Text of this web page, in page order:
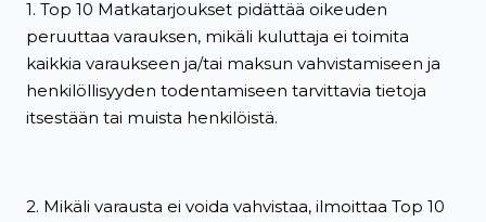
1. Top 10 Matkatarjoukset pidättää oikeuden
peruuttaa varauksen, mikäli kuluttaja ei toimita
kaikkia varaukseen ja/tai maksun vahvistamiseen ja
henkilöllisyyden todentamiseen tarvittavia tietoja
itsestään tai muista henkilöistä.
2. Mikäli varausta ei voida vahvistaa, ilmoittaa Top 10